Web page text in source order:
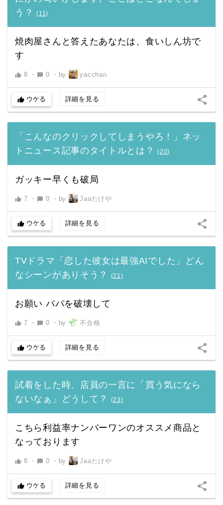
う？
(11)
焼肉屋さんと答えたあなたは、食いしん坊で
す
thumb_up 8 ・ chat_bubble 0 ・ by yacchan
thumb_up ウケる 詳細を見る share
「こんなのクリックしてしまうやろ！」ネッ
トニュース記事のタイトルとは？
(20)
ガッキー早くも破局
thumb_up 7 ・ chat_bubble 0 ・ by Jaaたけや
thumb_up ウケる 詳細を見る share
TVドラマ「恋した彼女は最強AIでした」どん
なシーンがありそう？
(21)
お願い パパを破壊して
thumb_up 7 ・ chat_bubble 0 ・ by 不合格
thumb_up ウケる 詳細を見る share
試着をした時、店員の一言に「買う気になら
ないなぁ」どうして？
(23)
こちら利益率ナンバーワンのオススメ商品と
なっております
thumb_up 8 ・ chat_bubble 0 ・ by Jaaたけや
thumb_up ウケる 詳細を見る share